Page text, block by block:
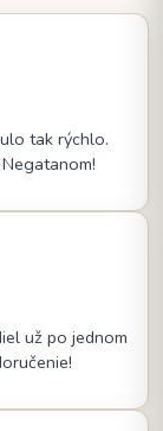
tak rýchlo.
už po jednom